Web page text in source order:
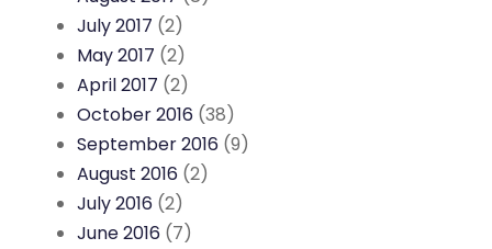
July 2017 (2)
May 2017 (2)
April 2017 (2)
October 2016 (38)
September 2016 (9)
August 2016 (2)
July 2016 (2)
June 2016 (7)